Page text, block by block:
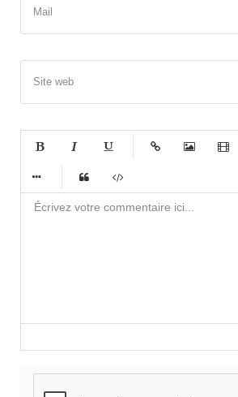
Mail
Site web
-
-
-
-
-
-